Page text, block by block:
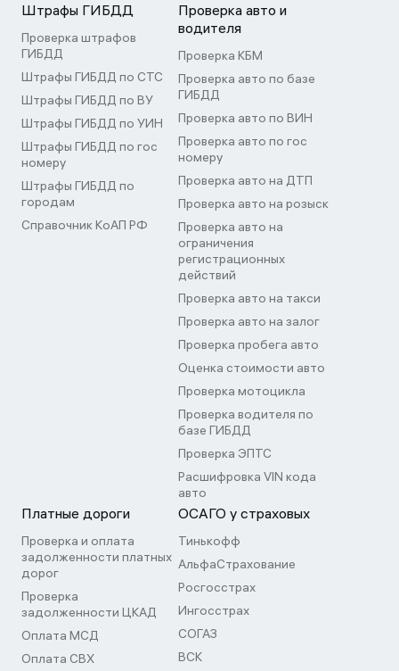
Штрафы ГИБДД
Проверка штрафов
ГИБДД
Штрафы ГИБДД по СТС
Штрафы ГИБДД по ВУ
Штрафы ГИБДД по УИН
Штрафы ГИБДД по гос
номеру
Штрафы ГИБДД по
городам
Справочник КоАП РФ
Проверка авто и
водителя
Проверка КБМ
Проверка авто по базе
ГИБДД
Проверка авто по ВИН
Проверка авто по гос
номеру
Проверка авто на ДТП
Проверка авто на розыск
Проверка авто на
ограничения
регистрационных
действий
Проверка авто на такси
Проверка авто на залог
Проверка пробега авто
Оценка стоимости авто
Проверка мотоцикла
Проверка водителя по
базе ГИБДД
Проверка ЭПТС
Расшифровка VIN кода
авто
Платные дороги
Проверка и оплата
задолженности платных
дорог
Проверка
задолженности ЦКАД
Оплата МСД
Оплата СВХ
ОСАГО у страховых
Тинькофф
АльфаСтрахование
Росгосстрах
Ингосстрах
СОГАЗ
ВСК